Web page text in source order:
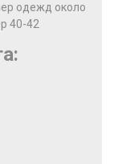
одежд около
40-42